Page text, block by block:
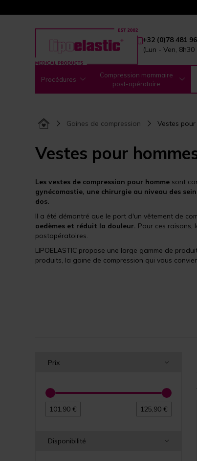
+32 (0)78 481
(Lun - Ven, 8h30
Procédures
Compression mammaire
post-opératoire
Gaines de compression Vestes pour
Vestes pour
Les vestes de compression pour homme sont
gynécomastie, une chirurgie au niveau des
dos.
Il a été démontré que le port d'un vêtement de
oedèmes et réduit la douleur. Pour ces raisons,
postopératoires.
LIPOELASTIC propose une large gamme de
produits, la gaine de compression qui vous
Prix
101,90 € 125,90 €
Disponibilité